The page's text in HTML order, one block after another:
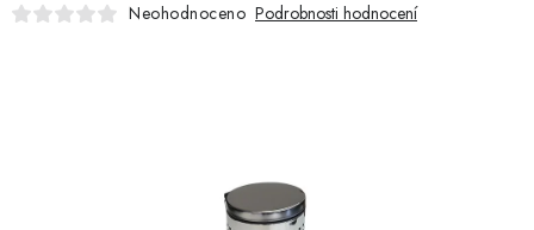
Neohodnoceno Podrobnosti hodnocení